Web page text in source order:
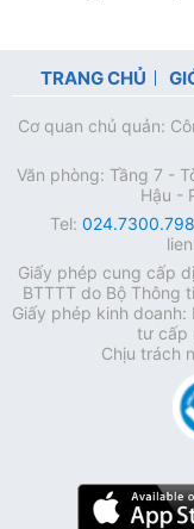
TRANG CHỦ
Cơ quan chủ quản:
Văn phòng: Tầng 7 -
Hậu -
Tel:
Giấy phép cung cấp
BTTTT do Bộ Thông
Giấy phép kinh
tư cấp
Chịu trách